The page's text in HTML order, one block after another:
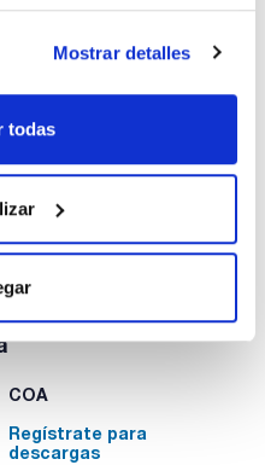
Mostrar detalles
todas
El kit contiene 1 frasco
espátula rascadora,
COA
Regístrate para
descargas